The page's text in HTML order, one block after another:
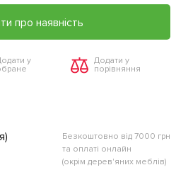
про наявність
у
Додати у
порівняння
Безкоштовно від 7000 грн
та оплаті онлайн
(окрім дерев'яних меблів)